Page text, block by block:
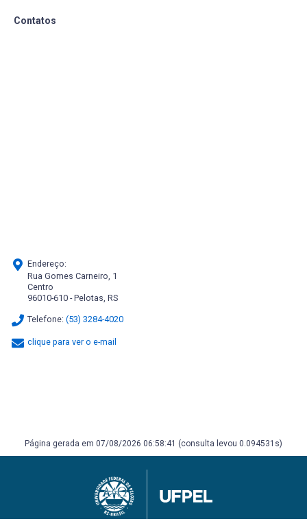
Contatos
Endereço:
Rua Gomes Carneiro, 1
Centro
96010-610 - Pelotas, RS
Telefone: (53) 3284-4020
clique para ver o e-mail
Página gerada em 07/08/2026 06:58:41 (consulta levou 0.094531s)